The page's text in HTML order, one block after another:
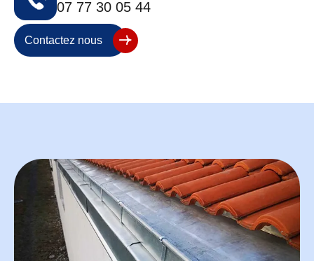
07 77 30 05 44
Contactez nous